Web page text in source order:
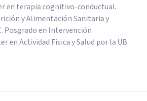
en terapia cognitivo-conductual.
y Alimentación Sanitaria y
Posgrado en Intervención
en Actividad Física y Salud por la UB.